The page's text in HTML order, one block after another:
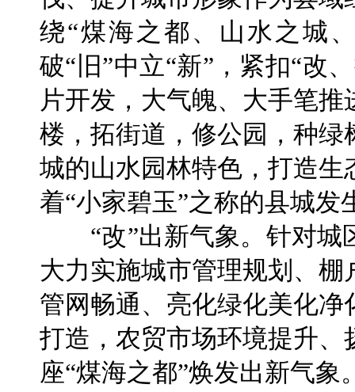
绕“煤海之都、山水之城
破“旧”中立“新”，紧扣“改
片开发，大气魄、大手笔
楼，拓街道，修公园，种
城的山水园林特色，打造
着“小家碧玉”之称的县城
“改”出新气象。针对城
大力实施城市管理规划、
管网畅通、亮化绿化美化
打造，农贸市场环境提升
座“煤海之都”焕发出新气象